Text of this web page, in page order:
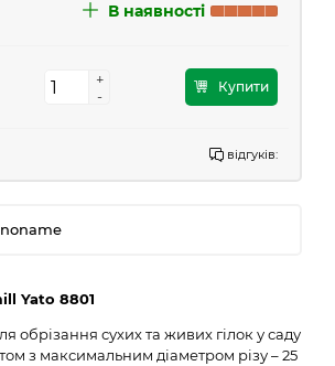
В наявності
+
-
+
-
Купити
відгуків:
noname
Yato 8801
обрізання сухих та живих гілок у саду
з максимальним діаметром різу – 25